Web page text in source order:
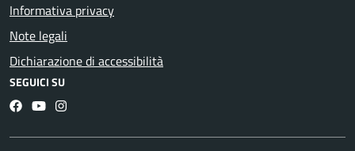
Informativa privacy
Note legali
Dichiarazione di accessibilità
SEGUICI SU
Facebook
YouTubeInstagram